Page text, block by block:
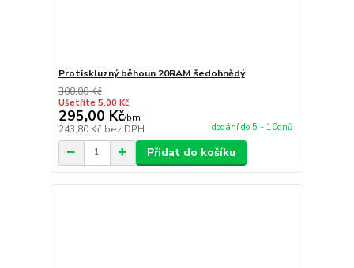
Protiskluzný běhoun 20RAM šedohnědý
300,00 Kč
Ušetříte 5,00 Kč
295,00 Kč/bm
243,80 Kč bez DPH dodání do 5 - 10dnů
Přidat do košíku